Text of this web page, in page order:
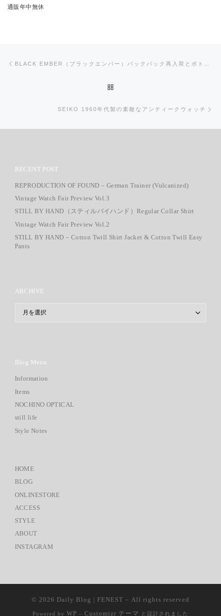
通販年中無休
SEIKO 1960年代製の素敵なアンティークウォッチ
RECENT POST
REPRODUCTION OF FOUND – German Trainer (Vulcanized)
Vintage Watch Fair Preview Vol.3
STILL BY HAND（スティルバイハンド）Regular Collar Shirt
Vintage Watch Fair Preview Vol.2
STILL BY HAND – Cotton Twill Shirt Jacket & Cotton Twill Easy
Pants
ARCHIVE
Blog Menu
Information
Items
NOCHINO OPTICAL
still life
Style Notes
HOME
BLOG
ONLINESTORE
ACCESS
STYLE
ABOUT
INSTAGRAM
© 2026 Daily Blog | FENEST – All rights reserved
Powered by WP – Customizr テーマ と設計されました